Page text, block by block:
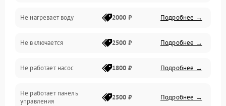
Датчики
Нагрев
Вода
Гигиена
Не нагревает воду 2000 ₽ Подробнее →
Не включается 2500 ₽ Подробнее →
Не работает насос 1800 ₽ Подробнее →
Не работает панель
управления
2500 ₽ Подробнее →